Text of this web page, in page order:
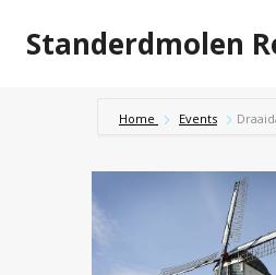
naarStanderdmolen
Home Events